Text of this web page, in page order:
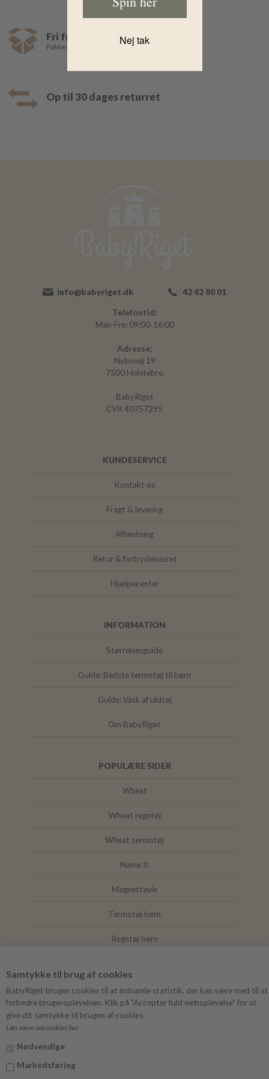
Samtykke til brug af cookies
BabyRiget bruger cookies til at indsamle statistik, der kan være med til at
forbedre brugeroplevelsen. Klik på "Accepter fuld weboplevelse" for at
give dit samtykke til brugen af cookies.
Læs mere om cookies her
Nødvendige
Markedsføring
Fri fragt over 499,-
Pakkeshop 35,- | Hjemmelevering fra 39,-
Op til 30 dages returret
info@babyriget.dk 42 42 80 01
Telefontid:
Man-Fre: 09:00-16:00
Adresse:
Nybovej 19
7500 Holstebro
BabyRiget
CVR 40757295
KUNDESERVICE
Kontakt os
Fragt & levering
Afhentning
Retur & fortrydelsesret
Hjælpecenter
INFORMATION
Størrelsesguide
Guide: Bedste termotøj til børn
Guide: Vask af uldtøj
Om BabyRiget
POPULÆRE SIDER
Wheat
Wheat regntøj
Wheat termotøj
Name It
Magnettavle
Termotøj børn
Regntøj børn
Mushie
Nej tak